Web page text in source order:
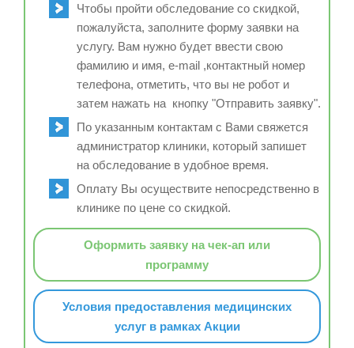
Чтобы пройти обследование со скидкой,
пожалуйста, заполните форму заявки на
услугу. Вам нужно будет ввести свою
фамилию и имя, e-mail ,контактный номер
телефона, отметить, что вы не робот и
затем нажать на кнопку "Отправить заявку".
По указанным контактам с Вами свяжется
администратор клиники, который запишет
на обследование в удобное время.
Оплату Вы осуществите непосредственно в
клинике по цене со скидкой.
Оформить заявку на чек-ап или
программу
Условия предоставления медицинских
услуг в рамках Акции